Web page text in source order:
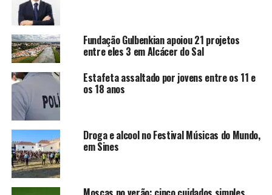
Fundação Gulbenkian apoiou 21 projetos
entre eles 3 em Alcácer do Sal
Estafeta assaltado por jovens entre os 11 e
os 18 anos
Droga e alcool no Festival Músicas do Mundo,
em Sines